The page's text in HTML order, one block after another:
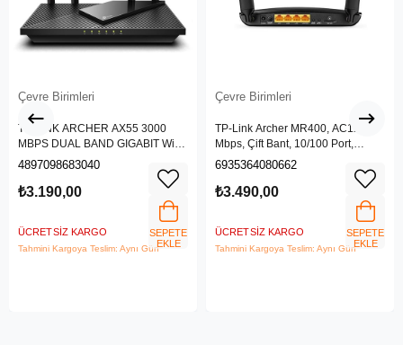
Çevre Birimleri
TP-LINK ARCHER AX55 3000
MBPS DUAL BAND GIGABIT Wi-Fi
6 ROUTER
4897098683040
₺3.190,00
ÜCRETSIZ KARGO
Tahmini Kargoya Teslim: Aynı Gün
SEPETE
EKLE
Çevre Birimleri
TP-Link Archer MR400, AC1200
Mbps, Çift Bant, 10/100 Port,
4G/3G SIM Yuvası, Kablosuz 4G
6935364080662
₺3.490,00
ÜCRETSIZ KARGO
Tahmini Kargoya Teslim: Aynı Gün
SEPETE
EKLE